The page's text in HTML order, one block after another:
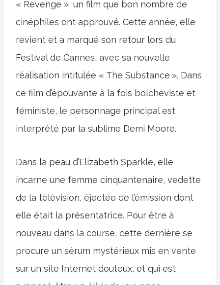
« Revenge », un film que bon nombre de
cinéphiles ont approuvé. Cette année, elle
revient et a marqué son retour lors du
Festival de Cannes, avec sa nouvelle
réalisation intitulée « The Substance ». Dans
ce film d’épouvante à la fois bolcheviste et
féministe, le personnage principal est
interprété par la sublime Demi Moore.
Dans la peau d’Elizabeth Sparkle, elle
incarne une femme cinquantenaire, vedette
de la télévision, éjectée de l’émission dont
elle était la présentatrice. Pour être à
nouveau dans la course, cette dernière se
procure un sérum mystérieux mis en vente
sur un site Internet douteux, et qui est